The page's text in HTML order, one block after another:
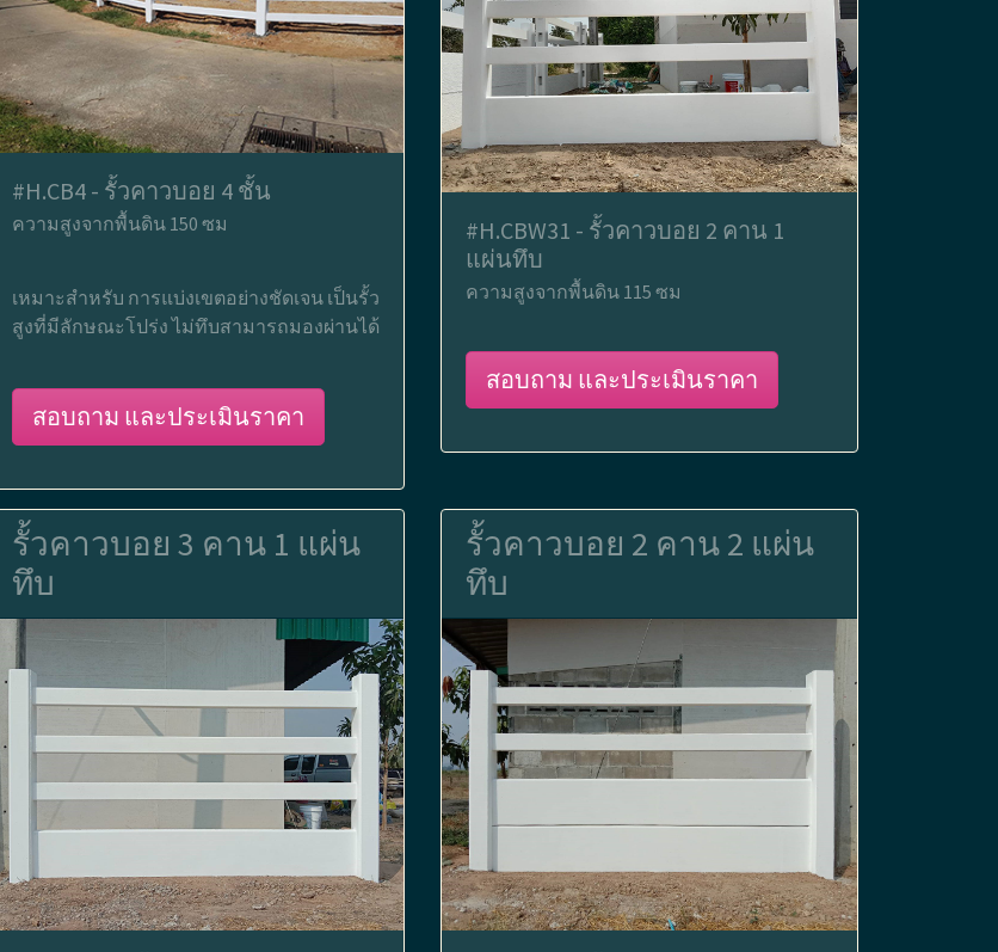
#H.CB4 - รั้วคาวบอย 4 ชั้น
ความสูงจากพื้นดิน 150 ซม
เหมาะสำหรับ การแบ่งเขตอย่างชัดเจน เป็นรั้ว
สูงที่มีลักษณะโปร่ง ไม่ทึบสามารถมองผ่านได้
สอบถาม และประเมินราคา
#H.CBW31 - รั้วคาวบอย 2 คาน 1
แผ่นทึบ
ความสูงจากพื้นดิน 115 ซม
สอบถาม และประเมินราคา
รั้วคาวบอย 3 คาน 1 แผ่น
ทึบ
รั้วคาวบอย 2 คาน 2 แผ่น
ทึบ